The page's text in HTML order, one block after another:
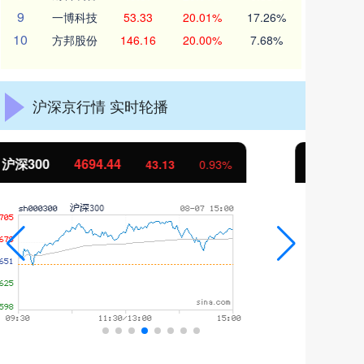
9 一博科技 53.33 20.01% 17.26%
10 方邦股份 146.16 20.00% 7.68%
沪深京行情 实时轮播
北证50 1134.24 11.37 1.01%